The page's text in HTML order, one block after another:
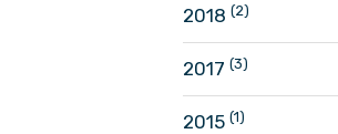
2018 (2)
2017 (3)
2015 (1)